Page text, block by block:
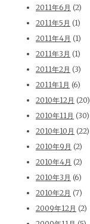
2011年6月 (2)
2011年5月 (1)
2011年4月 (1)
2011年3月 (1)
2011年2月 (3)
2011年1月 (6)
2010年12月 (20)
2010年11月 (30)
2010年10月 (22)
2010年9月 (2)
2010年4月 (2)
2010年3月 (6)
2010年2月 (7)
2009年12月 (2)